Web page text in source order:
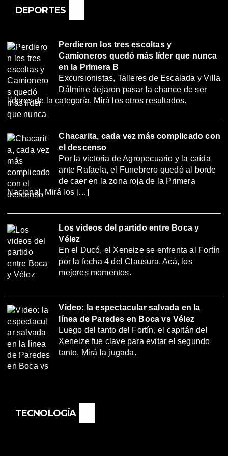
DEPORTES
Perdieron los tres escoltas y
Camioneros quedó más líder que nunca
en la Primera B
Excursionistas, Talleres de Escalada y Villa
Dálmine dejaron pasar la chance de ser
líderes de la categoría. Mirá los otros resultados.
Chacarita, cada vez más complicado con
el descenso
Por la victoria de Agropecuario y la caída
ante Rafaela, el Funebrero quedó al borde
de caer en la zona roja de la Primera
Nacional. Mirá los […]
Los videos del partido entre Boca y
Vélez
En el Ducó, el Xeneize se enfrenta al Fortín
por la fecha 4 del Clausura. Acá, los
mejores momentos.
Video: la espectacular salvada en la
línea de Paredes en Boca vs Vélez
Luego del tanto del Fortín, el capitán del
Xeneize fue clave para evitar el segundo
tanto. Mirá la jugada.
TECNOLOGÍA